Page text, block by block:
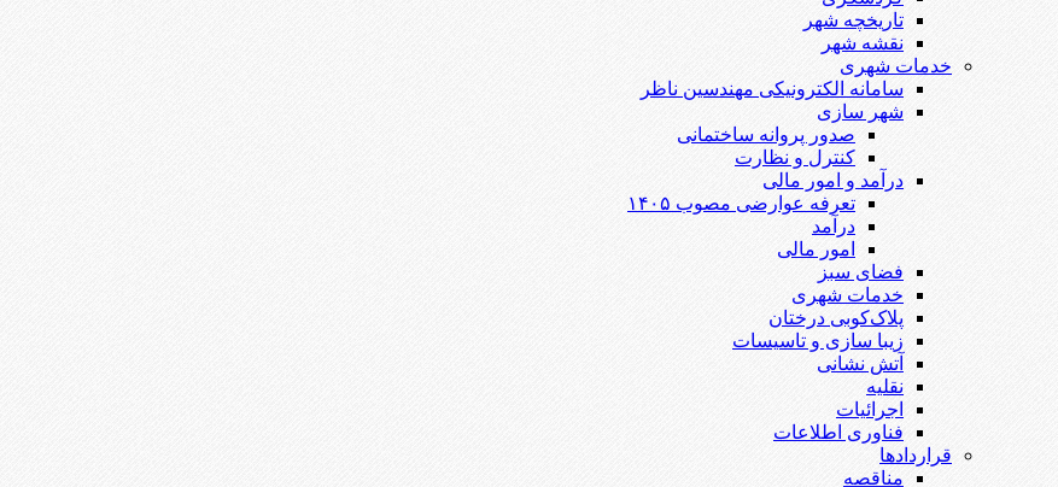
تاریخچه شهر
نقشه شهر
خدمات شهری
سامانه الکترونیکی مهندسین ناظر
شهر سازی
صدور پروانه ساختمانی
کنترل و نظارت
درآمد و امور مالی
تعرفه عوارضی مصوب ۱۴۰۵
درآمد
امور مالی
فضای سبز
خدمات شهری
پلاک‌کوبی درختان
زیبا سازی و تاسیسات
آتش نشانی
نقلیه
اجرائیات
فناوری اطلاعات
قراردادها
مناقصه